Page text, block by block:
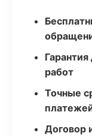
работ
Точные
Договор